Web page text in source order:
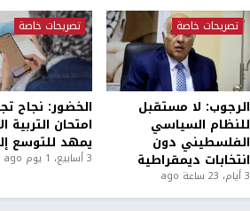
تصريحات خاصة
الرجوب: لا مستقبل
للنظام السياسي
الفلسطيني دون
انتخابات ديمقراطية
3 أيام، 23 ساعة ago
تصريحات خاصة
الخضور: نجاح
امتحان التربية
يمهد للتوسع
3 أسابيع، 1 يوم ago